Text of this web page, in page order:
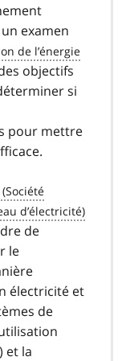
examen
objectifs
si
pour mettre
de
le
électricité et
de
et la